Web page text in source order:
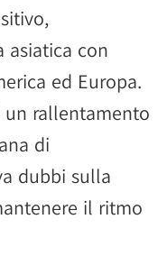
asiatica con
ed Europa.
rallentamento
di
dubbi sulla
il ritmo